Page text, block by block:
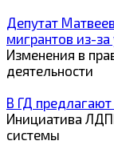
Депутат
мигрантов из-
Изменения в
деятельности
В ГД
Инициатива
системы